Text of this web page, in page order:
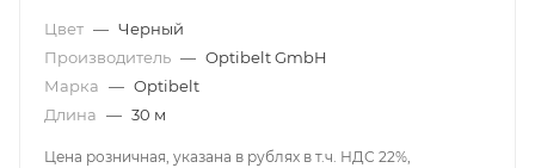
Цвет — Черный
Производитель — Optibelt GmbH
Марка — Optibelt
Длина — 30 м
Цена розничная, указана в рублях в т.ч. НДС 22%,